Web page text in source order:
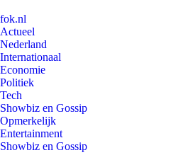
fok.nl
Actueel
Nederland
Internationaal
Economie
Politiek
Tech
Showbiz en Gossip
Opmerkelijk
Entertainment
Showbiz en Gossip